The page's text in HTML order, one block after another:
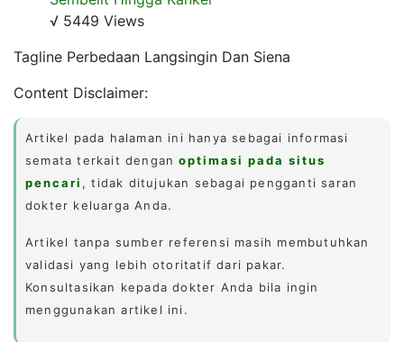
√ 5449 Views
Tagline Perbedaan Langsingin Dan Siena
Content Disclaimer:
Artikel pada halaman ini hanya sebagai informasi
semata terkait denganoptimasi pada situs
pencari , tidak ditujukan sebagai pengganti saran
dokter keluarga Anda.
Artikel tanpa sumber referensi masih membutuhkan
validasi yang lebih otoritatif dari pakar.
Konsultasikan kepada dokter Anda bila ingin
menggunakan artikel ini.